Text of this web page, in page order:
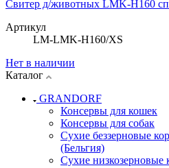
Свитер д/животных LMK-H160
Артикул
LM-LMK-H160/XS
Нет в наличии
Каталог
GRANDORF
Консервы для кошек
Консервы для собак
Сухие беззерновые
(Бельгия)
Сухие низкозерновые